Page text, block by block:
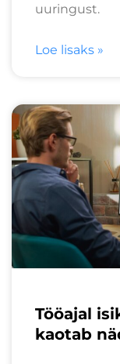
uuringust.
Loe lisaks »
Tööajal
kaotab